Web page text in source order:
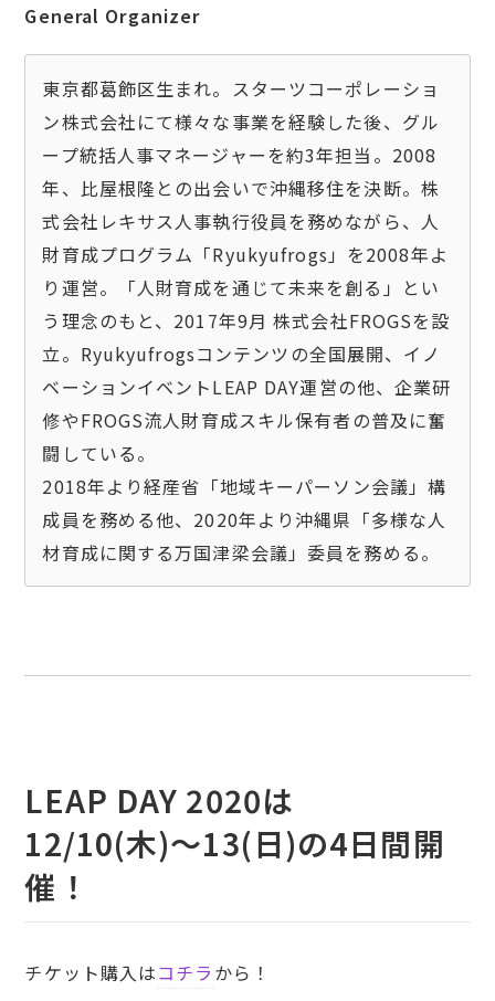
General Organizer
東京都葛飾区生まれ。スターツコーポレーショ
ン株式会社にて様々な事業を経験した後、グル
ープ統括人事マネージャーを約3年担当。2008
年、比屋根隆との出会いで沖縄移住を決断。株
式会社レキサス人事執行役員を務めながら、人
財育成プログラム「Ryukyufrogs」を2008年よ
り運営。「人財育成を通じて未来を創る」とい
う理念のもと、2017年9月 株式会社FROGSを設
立。Ryukyufrogsコンテンツの全国展開、イノ
ベーションイベントLEAP DAY運営の他、企業研
修やFROGS流人財育成スキル保有者の普及に奮
闘している。
2018年より経産省「地域キーパーソン会議」構
成員を務める他、2020年より沖縄県「多様な人
LEAP DAY 2020は
12/10(木)〜13(日)の4日間開
催！
チケット購入はコチラ から！